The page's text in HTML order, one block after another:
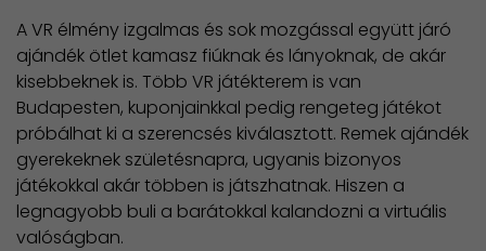
A VR élmény izgalmas és sok mozgással együtt járó
ajándék ötlet kamasz fiúknak és lányoknak, de akár
kisebbeknek is. Több VR játékterem is van
Budapesten, kuponjainkkal pedig rengeteg játékot
próbálhat ki a szerencsés kiválasztott. Remek ajándék
gyerekeknek születésnapra, ugyanis bizonyos
játékokkal akár többen is játszhatnak. Hiszen a
legnagyobb buli a barátokkal kalandozni a virtuális
valóságban.